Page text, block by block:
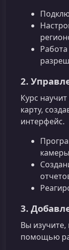
2.
Курс
карту,
интерфейс.
камеры
3.
Вы изучите,
помощью